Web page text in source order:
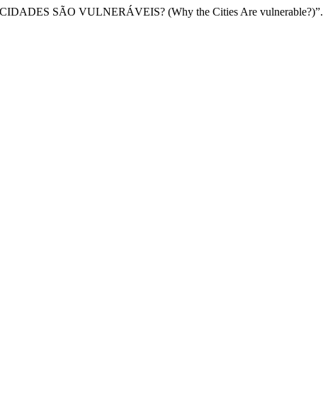
SÃO VULNERÁVEIS? (Why the Cities Are vulnerable?)”.